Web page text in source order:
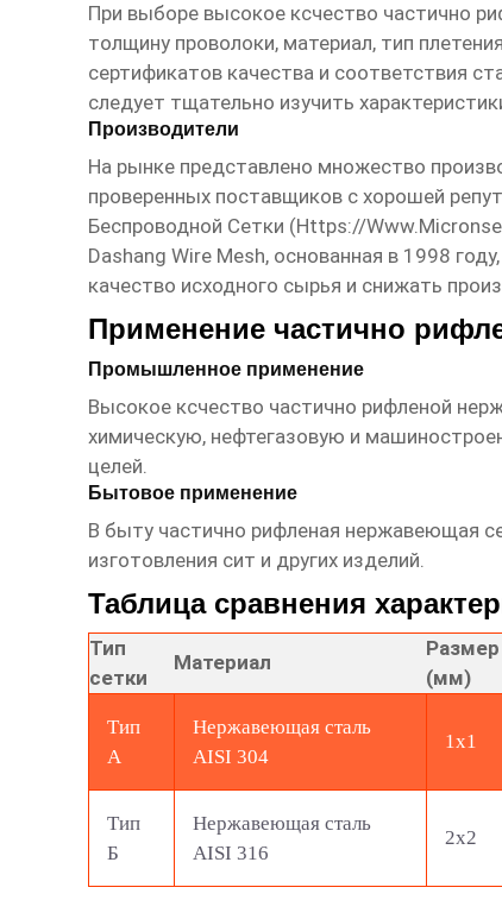
При выборе высокое ксчество частично
толщину проволоки, материал, тип
сертификатов качества и соответствия
следует тщательно изучить
Производители
На рынке представлено множество
проверенных поставщиков с хорошей
Беспроводной Сетки (Https://
Dashang Wire Mesh, основанная в 1998
качество исходного сырья и снижать
Применение частично
Промышленное применение
Высокое ксчество частично рифленой
химическую, нефтегазовую и
целей.
Бытовое применение
В быту частично рифленая нержавеющая
изготовления сит и других изделий.
Таблица сравнения
Тип
сетки
Материал
(мм)
Тип
А
Нержавеющая сталь
AISI 304
1х1
Тип
Б
Нержавеющая сталь
AISI 316
2х2